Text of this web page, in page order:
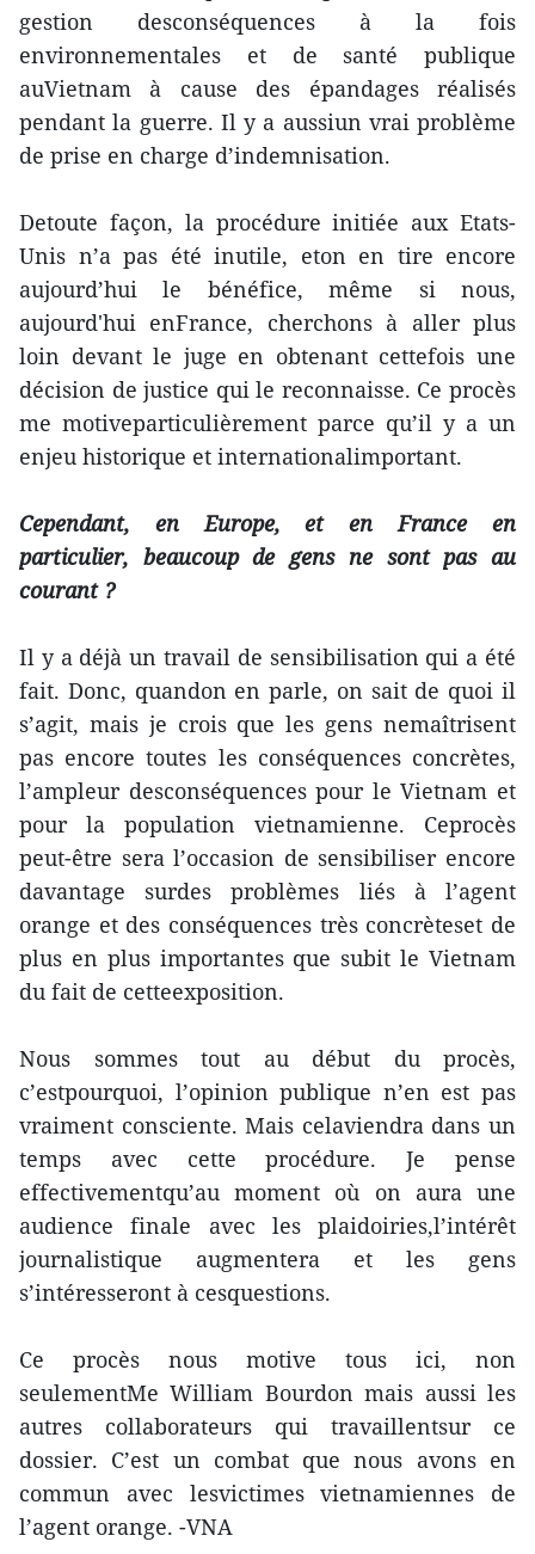
gestion desconséquences à la fois
environnementales et de santé publique
auVietnam à cause des épandages réalisés
pendant la guerre. Il y a aussiun vrai problème
de prise en charge d’indemnisation.
Detoute façon, la procédure initiée aux Etats-
Unis n’a pas été inutile, eton en tire encore
aujourd’hui le bénéfice, même si nous,
aujourd'hui enFrance, cherchons à aller plus
loin devant le juge en obtenant cettefois une
décision de justice qui le reconnaisse. Ce procès
me motiveparticulièrement parce qu’il y a un
enjeu historique et internationalimportant.
Cependant, en Europe, et en France en
particulier, beaucoup de gens ne sont pas au
courant ?
Il y a déjà un travail de sensibilisation qui a été
fait. Donc, quandon en parle, on sait de quoi il
s’agit, mais je crois que les gens nemaîtrisent
pas encore toutes les conséquences concrètes,
l’ampleur desconséquences pour le Vietnam et
pour la population vietnamienne. Ceprocès
peut-être sera l’occasion de sensibiliser encore
davantage surdes problèmes liés à l’agent
orange et des conséquences très concrèteset de
plus en plus importantes que subit le Vietnam
du fait de cetteexposition.
Nous sommes tout au début du procès,
c’estpourquoi, l’opinion publique n’en est pas
vraiment consciente. Mais celaviendra dans un
temps avec cette procédure. Je pense
effectivementqu’au moment où on aura une
audience finale avec les plaidoiries,l’intérêt
journalistique augmentera et les gens
s’intéresseront à cesquestions.
Ce procès nous motive tous ici, non
seulementMe William Bourdon mais aussi les
autres collaborateurs qui travaillentsur ce
dossier. C’est un combat que nous avons en
commun avec lesvictimes vietnamiennes de
l’agent orange. -VNA